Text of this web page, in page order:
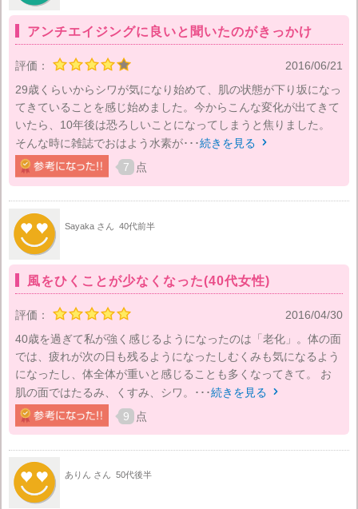
アンチエイジングに良いと聞いたのがきっかけ
評価：
2016/06/21
29歳くらいからシワが気になり始めて、肌の状態が下り坂になっ
てきていることを感じ始めました。今からこんな変化が出てきて
いたら、10年後は恐ろしいことになってしまうと焦りました。
そんな時に雑誌でおはよう水素が･･･続きを見る 
7 点
Sayaka さん 40代前半
風をひくことが少なくなった(40代女性)
評価：
2016/04/30
40歳を過ぎて私が強く感じるようになったのは「老化」。体の面
では、疲れが次の日も残るようになったしむくみも気になるよう
になったし、体全体が重いと感じることも多くなってきて。 お
肌の面ではたるみ、くすみ、シワ。･･･続きを見る 
9 点
ありん さん 50代後半